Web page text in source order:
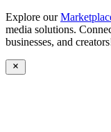
Explore our
media solutions.
businesses, and